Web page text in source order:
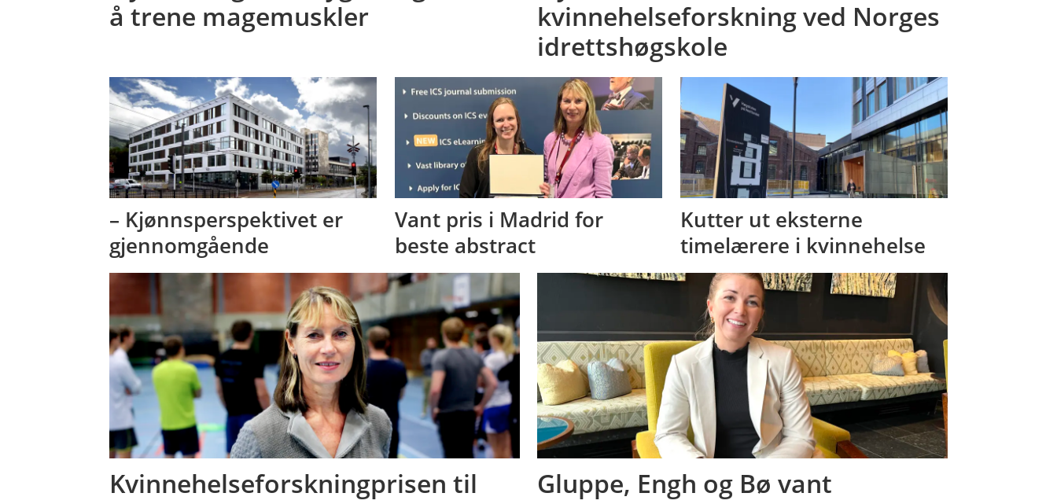
å trene magemuskler
kvinnehelseforskning ved Norges
idrettshøgskole
– Kjønnsperspektivet er
gjennomgående
Vant pris i Madrid for
beste abstract
Kutter ut eksterne
timelærere i kvinnehelse
Kvinnehelseforskningprisen til
Gluppe, Engh og Bø vant